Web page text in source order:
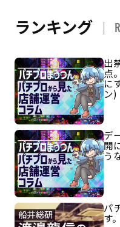
ランキング
出
点
に
ン)
デ
開
う
パ
す。